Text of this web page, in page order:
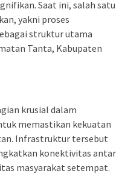
Saat ini, salah satu
yakni proses
struktur utama
Tanta, Kabupaten
krusial dalam
memastikan kekuatan
Infrastruktur tersebut
konektivitas antar
masyarakat setempat.